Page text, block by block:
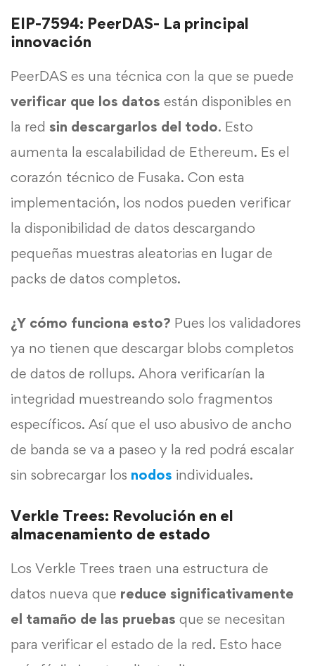
EIP-7594: PeerDAS- La principal
innovación
PeerDAS es una técnica con la que se puede
verificar que los datos están disponibles en
la red sin descargarlos del todo. Esto
aumenta la escalabilidad de Ethereum. Es el
corazón técnico de Fusaka. Con esta
implementación, los nodos pueden verificar
la disponibilidad de datos descargando
pequeñas muestras aleatorias en lugar de
packs de datos completos.
¿Y cómo funciona esto? Pues los validadores
ya no tienen que descargar blobs completos
de datos de rollups. Ahora verificarían la
integridad muestreando solo fragmentos
específicos. Así que el uso abusivo de ancho
de banda se va a paseo y la red podrá escalar
sin sobrecargar los nodos individuales.
Verkle Trees: Revolución en el
almacenamiento de estado
Los Verkle Trees traen una estructura de
datos nueva que reduce significativamente
el tamaño de las pruebas que se necesitan
para verificar el estado de la red. Esto hace